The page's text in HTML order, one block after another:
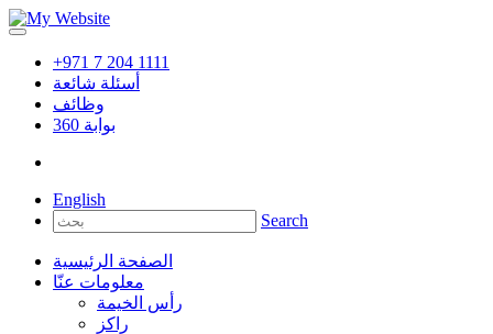
+971 7 204 1111
أسئلة شائعة
وظائف
360 بوابة
English
Search
الصفحة الرئيسية
معلومات عنّا
رأس الخيمة
راكز